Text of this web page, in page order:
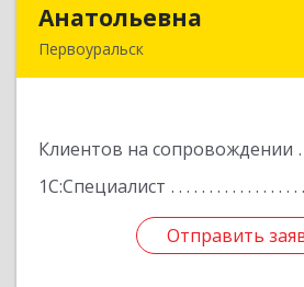
Анатольевна
Первоуральск
Клиентов на сопровождении
1С:Специалист
Отправить
Отправить